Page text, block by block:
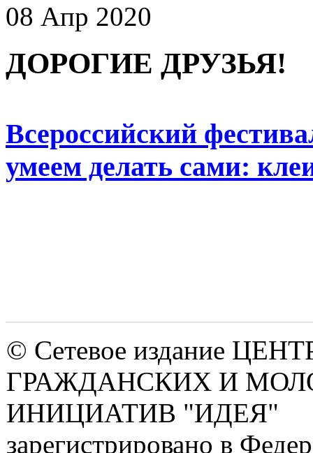
08 Апр 2020
ДОРОГИЕ ДРУЗЬЯ!
Всероссийский
умеем делать сами:
© Сетевое издание
ГРАЖДАНСКИХ И
ИНИЦИАТИВ "ИДЕЯ"
зарегистрировано в